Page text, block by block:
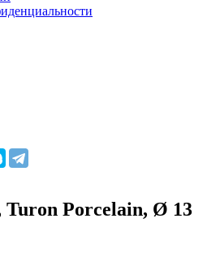
Porcelain, Ø 13